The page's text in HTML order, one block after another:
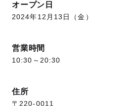
オープン日
2024年12月13日（金）
営業時間
10:30～20:30
住所
〒220-0011